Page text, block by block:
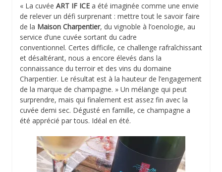
« La cuvée ART IF ICE a été imaginée comme une envie
de relever un défi surprenant : mettre tout le savoir faire
de la Maison Charpentier, du vignoble à l’oenologie, au
service d’une cuvée sortant du cadre
conventionnel. Certes difficile, ce challenge rafraîchissant
et désaltérant, nous a encore élevés dans la
connaissance du terroir et des vins du domaine
Charpentier. Le résultat est à la hauteur de l’engagement
de la marque de champagne. » Un mélange qui peut
surprendre, mais qui finalement est assez fin avec la
cuvée demi sec. Dégusté en famille, ce champagne a
été apprécié par tous. Idéal en été.